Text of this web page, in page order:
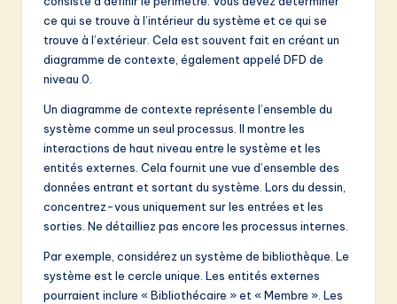
ce qui se trouve à l’intérieur du système et ce qui se
trouve à l’extérieur. Cela est souvent fait en créant un
diagramme de contexte, également appelé DFD de
niveau 0.
Un diagramme de contexte représente l’ensemble du
système comme un seul processus. Il montre les
interactions de haut niveau entre le système et les
entités externes. Cela fournit une vue d’ensemble des
données entrant et sortant du système. Lors du dessin,
concentrez-vous uniquement sur les entrées et les
sorties. Ne détailliez pas encore les processus internes.
Par exemple, considérez un système de bibliothèque. Le
système est le cercle unique. Les entités externes
pourraient inclure « Bibliothécaire » et « Membre ». Les